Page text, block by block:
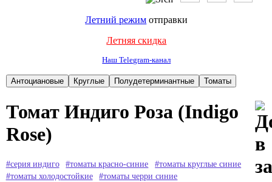
Летний режим отправки
Летняя скидка
Наш Telegram-канал
Томат Индиго Роза (Indigo
Rose)
#серия индиго #томаты красно-синие
#томаты круглые синие
#томаты холодостойкие
#томаты черри синие